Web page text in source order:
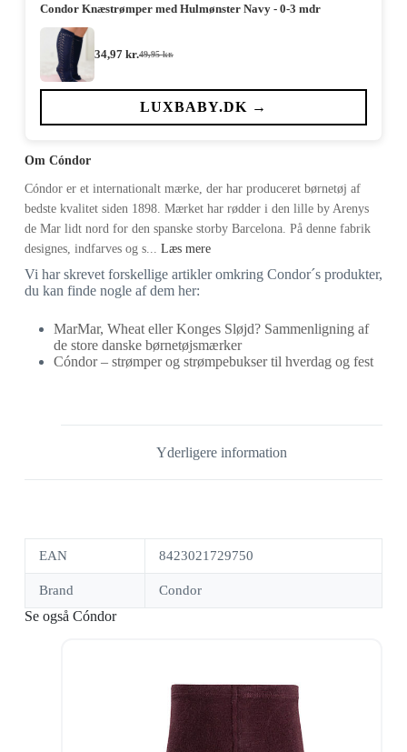
Condor Knæstrømper med Hulmønster Navy - 0-3 mdr
49,95kr.
Den
pris
var:
34,97 kr.Den
pris
er:
LUXBABY.DK →
Om Cóndor
Cóndor er et internationalt mærke, der har produceret børnetøj af
bedste kvalitet siden 1898. Mærket har rødder i den lille by Arenys
de Mar lidt nord for den spanske storby Barcelona. På denne fabrik
designes, indfarves og s... Læs mere
Vi har skrevet forskellige artikler omkring Condor´s produkter,
du kan finde nogle af dem her:
MarMar, Wheat eller Konges Sløjd? Sammenligning af
de store danske børnetøjsmærker
Cóndor – strømper og strømpebukser til hverdag og fest
Yderligere information
EAN 8423021729750
Brand Condor
Se også Cóndor